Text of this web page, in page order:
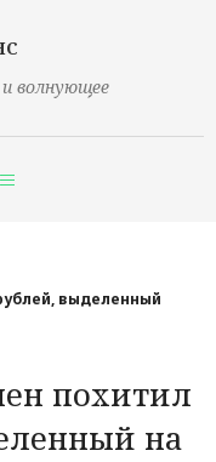
волнующее
выделенный
похитил
на